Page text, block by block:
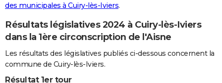
des municipales à Cuiry-lès-Iviers.
Résultats législatives 2024 à Cuiry-lès-Iviers
dans la 1ère circonscription de l'Aisne
Les résultats des législatives publiés ci-dessous concernent la
commune de Cuiry-lès-Iviers.
Résultat 1er tour